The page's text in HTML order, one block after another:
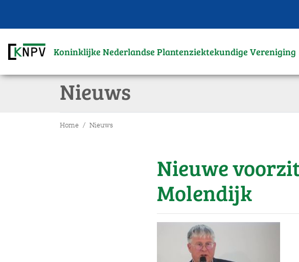
Koninklijke Nederlandse Plantenziektekundige Vereniging
Nieuws
Home Nieuws
Nieuwe
Molendijk